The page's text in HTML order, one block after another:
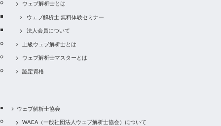
ウェブ解析士とは
ウェブ解析士 無料体験セミナー
法人会員について
上級ウェブ解析士とは
ウェブ解析士マスターとは
認定資格
ウェブ解析士協会
WACA（一般社団法人ウェブ解析士協会）について